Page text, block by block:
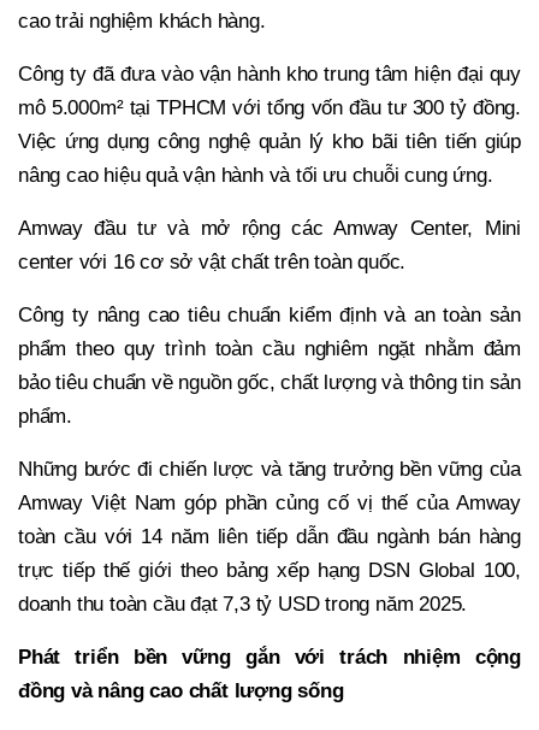
cao trải nghiệm khách hàng.
Công ty đã đưa vào vận hành kho trung tâm hiện đại quy
mô 5.000m² tại TPHCM với tổng vốn đầu tư 300 tỷ đồng.
Việc ứng dụng công nghệ quản lý kho bãi tiên tiến giúp
nâng cao hiệu quả vận hành và tối ưu chuỗi cung ứng.
Amway đầu tư và mở rộng các Amway Center, Mini
center với 16 cơ sở vật chất trên toàn quốc.
Công ty nâng cao tiêu chuẩn kiểm định và an toàn sản
phẩm theo quy trình toàn cầu nghiêm ngặt nhằm đảm
bảo tiêu chuẩn về nguồn gốc, chất lượng và thông tin sản
phẩm.
Những bước đi chiến lược và tăng trưởng bền vững của
Amway Việt Nam góp phần củng cố vị thế của Amway
toàn cầu với 14 năm liên tiếp dẫn đầu ngành bán hàng
trực tiếp thế giới theo bảng xếp hạng DSN Global 100,
doanh thu toàn cầu đạt 7,3 tỷ USD trong năm 2025.
Phát triển bền vững gắn với trách nhiệm cộng
đồng và nâng cao chất lượng sống